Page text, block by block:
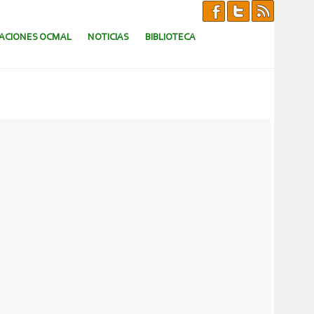
OCMAL NOTICIAS BIBLIOTECA